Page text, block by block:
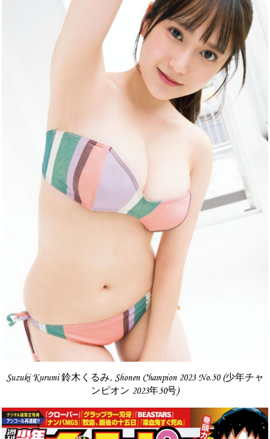
Suzuki Kurumi 鈴木くるみ, Shonen Champion 2023 No.50 (少年チャ
ンピオン 2023年50号)